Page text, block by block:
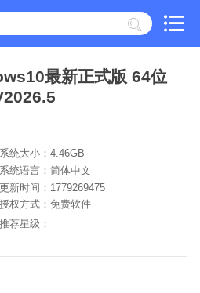
最新正式版 64位
系统大小：4.46GB
系统语言：简体中文
更新时间：1779269475
授权方式：免费软件
推荐星级：